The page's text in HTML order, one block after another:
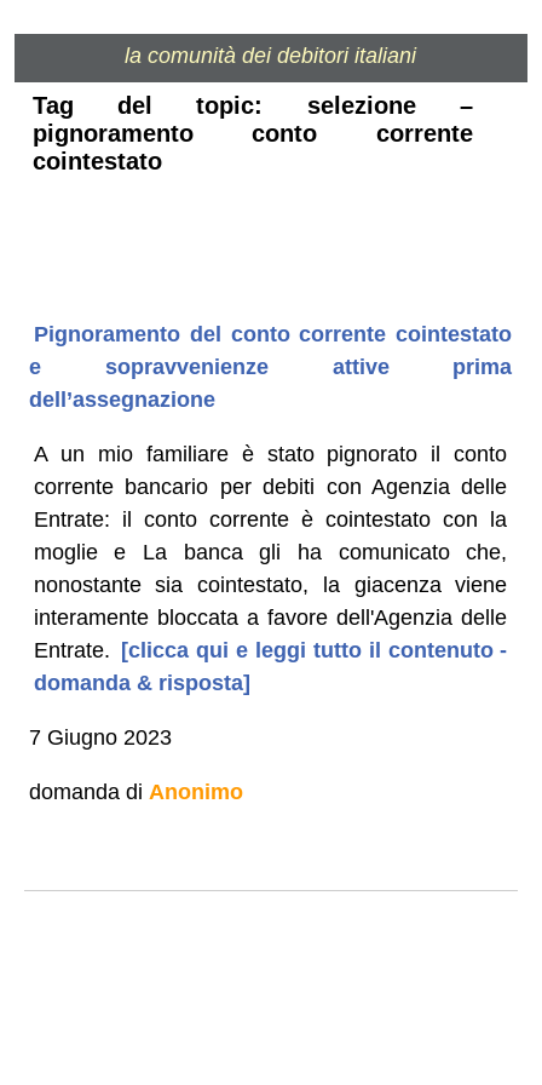
la comunità dei debitori italiani
Tag del topic: selezione –
pignoramento conto corrente
cointestato
Pignoramento del conto corrente cointestato
e sopravvenienze attive prima
dell’assegnazione
A un mio familiare è stato pignorato il conto
corrente bancario per debiti con Agenzia delle
Entrate: il conto corrente è cointestato con la
moglie e La banca gli ha comunicato che,
nonostante sia cointestato, la giacenza viene
interamente bloccata a favore dell'Agenzia delle
Entrate. [clicca qui e leggi tutto il contenuto -
domanda & risposta]
7 Giugno 2023
domanda di Anonimo